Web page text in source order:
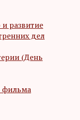
развитие
дел
(День
фильма